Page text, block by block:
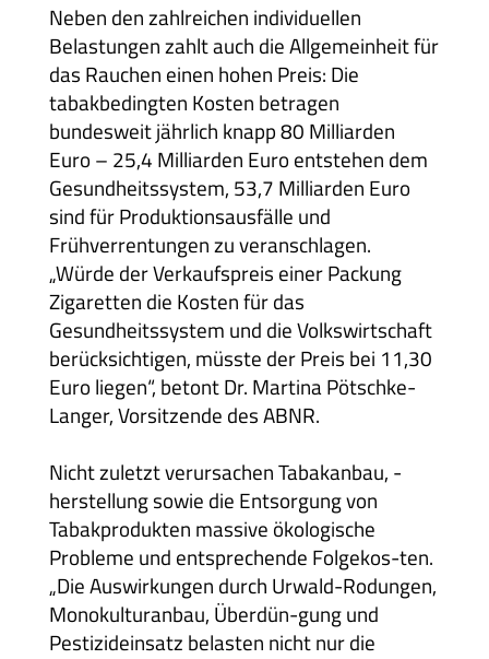
Neben den zahlreichen individuellen
Belastungen zahlt auch die Allgemeinheit für
das Rauchen einen hohen Preis: Die
tabakbedingten Kosten betragen
bundesweit jährlich knapp 80 Milliarden
Euro – 25,4 Milliarden Euro entstehen dem
Gesundheitssystem, 53,7 Milliarden Euro
sind für Produktionsausfälle und
Frühverrentungen zu veranschlagen.
„Würde der Verkaufspreis einer Packung
Zigaretten die Kosten für das
Gesundheitssystem und die Volkswirtschaft
berücksichtigen, müsste der Preis bei 11,30
Euro liegen“, betont Dr. Martina Pötschke-
Langer, Vorsitzende des ABNR.
Nicht zuletzt verursachen Tabakanbau, -
herstellung sowie die Entsorgung von
Tabakprodukten massive ökologische
Probleme und entsprechende Folgekos-ten.
„Die Auswirkungen durch Urwald-Rodungen,
Monokulturanbau, Überdün-gung und
Pestizideinsatz belasten nicht nur die